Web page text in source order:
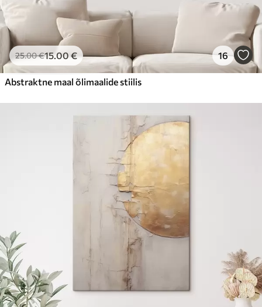
25.00€15.00€ 16
Abstraktne maal õlimaalide stiilis